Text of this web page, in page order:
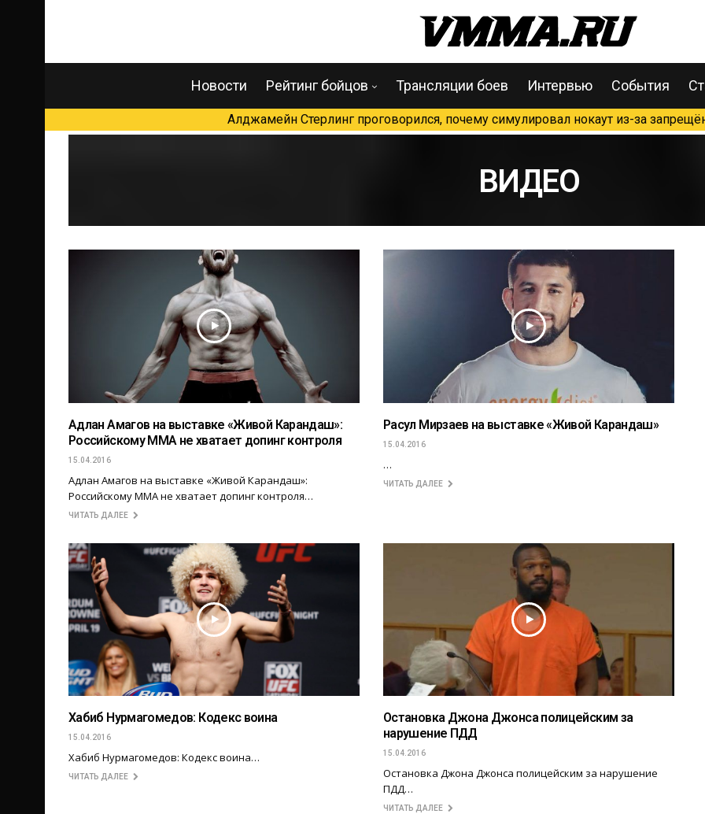
Новости Рейтинг бойцов Трансляции боев Интервью События
Алджамейн Стерлинг проговорился, почему симулировал нокаут из-за
ВИДЕО
Адлан Амагов на выставке «Живой Карандаш»:
Российскому ММА не хватает допинг контроля
15.04.2016
Адлан Амагов на выставке «Живой Карандаш»:
Российскому ММА не хватает допинг контроля…
ЧИТАТЬ ДАЛЕЕ
Расул Мирзаев на выставке «Живой Карандаш»
15.04.2016
…
ЧИТАТЬ ДАЛЕЕ
Хабиб Нурмагомедов: Кодекс воина
15.04.2016
Хабиб Нурмагомедов: Кодекс воина…
ЧИТАТЬ ДАЛЕЕ
Остановка Джона Джонса полицейским за
нарушение ПДД
15.04.2016
Остановка Джона Джонса полицейским за нарушение
ПДД…
ЧИТАТЬ ДАЛЕЕ